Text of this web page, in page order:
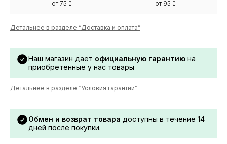
от 75 ₴ от 95 ₴
Детальнее в разделе “Доставка и оплата”
Наш магазин дает официальную гарантию на
приобретенные у нас товары
Детальнее в разделе “Условия гарантии”
Обмен и возврат товара доступны в течение 14
дней после покупки.